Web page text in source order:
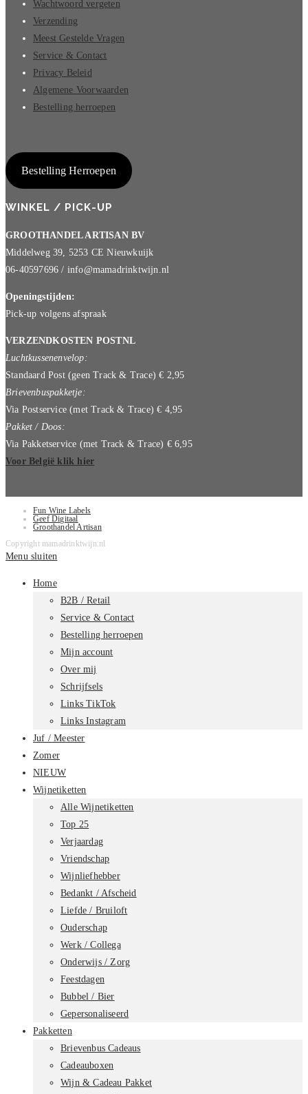
Wachtwoord vergeten
Verzending
Meest Gestelde Vragen
Service & Contact
Privacy Beleid
Algemene Voorwaarden
Bestelling herroepen
Bestelling Herroepen
WINKEL / PICK-UP
GROOTHANDEL ARTISAN BV
Middelweg 39, 5253 CE Nieuwkuijk
06-40597696 / info@mamadrinktwijn.nl
Openingstijden:
Pick-up volgens afspraak
VERZENDKOSTEN POSTNL
Luchtkussenenvelop:
Standaard Post (geen Track & Trace) € 2,95
Brievenbuspakketje:
Via Postservice (met Track & Trace) € 4,95
Pakket / Doos:
Via Pakketservice (met Track & Trace) € 6,95
Voor België klik hier
Fun Wine Labels
Geef Digitaal
Groothandel Artisan
Copyright mamadrinktwijn.nl
Menu sluiten
Home
B2B / Retail
Service & Contact
Bestelling herroepen
Mijn account
Over mij
Schrijfsels
Links TikTok
Links Instagram
Juf / Meester
Zomer
NIEUW
Wijnetiketten
Alle Wijnetiketten
Top 25
Verjaardag
Vriendschap
Wijnliefhebber
Bedankt / Afscheid
Liefde / Bruiloft
Ouderschap
Werk / Collega
Onderwijs / Zorg
Feestdagen
Bubbel / Bier
Gepersonaliseerd
Pakketten
Brievenbus Cadeaus
Cadeauboxen
Wijn & Cadeau Pakket